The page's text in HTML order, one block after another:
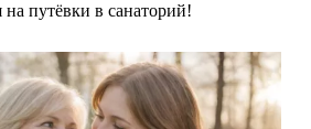
путёвки в санаторий!